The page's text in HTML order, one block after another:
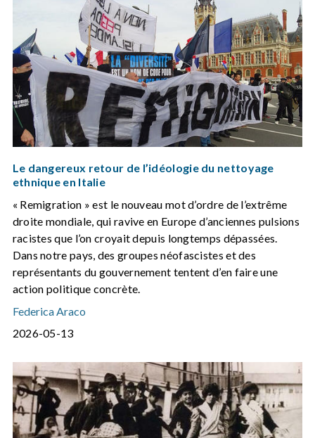
Le dangereux retour de l’idéologie du nettoyage
ethnique en Italie
« Remigration » est le nouveau mot d’ordre de l’extrême
droite mondiale, qui ravive en Europe d’anciennes pulsions
racistes que l’on croyait depuis longtemps dépassées.
Dans notre pays, des groupes néofascistes et des
représentants du gouvernement tentent d’en faire une
action politique concrète.
Federica Araco
2026-05-13